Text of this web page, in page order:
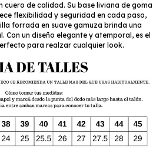
cuero de calidad. Su base liviana de goma
flexibilidad y seguridad en cada paso,
forrada en suave gamuza brinda una
Con un diseño elegante y atemporal, es el
para realzar cualquier look.